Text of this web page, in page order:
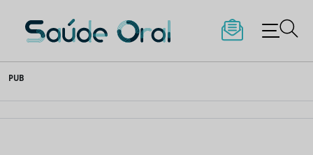
to
content
Saúde Oral
PUB